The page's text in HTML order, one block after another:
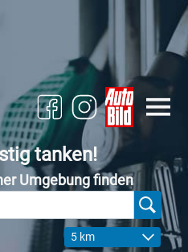
tanken!
Umgebung finden
5 km